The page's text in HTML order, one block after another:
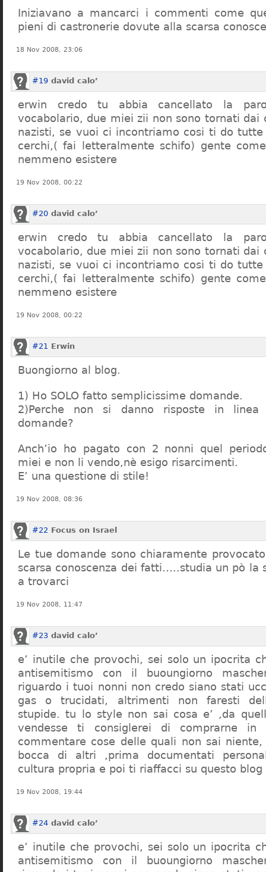
Iniziavano a mancarci i commenti come
pieni di castronerie dovute alla scarsa
18 Nov 2008, 23:06
#19 david calo’
erwin credo tu abbia cancellato la
vocabolario, due miei zii non sono tornati dai
nazisti, se vuoi ci incontriamo cosi ti do tutte
cerchi,( fai letteralmente schifo) gente
nemmeno esistere
19 Nov 2008, 00:22
#20 david calo’
erwin credo tu abbia cancellato la
vocabolario, due miei zii non sono tornati dai
nazisti, se vuoi ci incontriamo cosi ti do tutte
cerchi,( fai letteralmente schifo) gente
nemmeno esistere
19 Nov 2008, 00:22
#21 Erwin
Buongiorno al blog.
1) Ho SOLO fatto semplicissime domande.
2)Perche non si danno risposte in
domande?
Anch’io ho pagato con 2 nonni quel
miei e non li vendo,nè esigo risarcimenti.
E’ una questione di stile!
19 Nov 2008, 08:36
#22 Focus on Israel
Le tue domande sono chiaramente
scarsa conoscenza dei fatti…..studia un pò la
a trovarci
19 Nov 2008, 11:47
#23 david calo’
e’ inutile che provochi, sei solo un ipocrita
antisemitismo con il buoungiorno
riguardo i tuoi nonni non credo siano stati
gas o trucidati, altrimenti non faresti
stupide. tu lo style non sai cosa e’ ,da
vendesse ti consiglerei di comprarne in
commentare cose delle quali non sai
bocca di altri ,prima documentati
cultura propria e poi ti riaffacci su questo blog
19 Nov 2008, 19:44
#24 david calo’
e’ inutile che provochi, sei solo un ipocrita
antisemitismo con il buoungiorno